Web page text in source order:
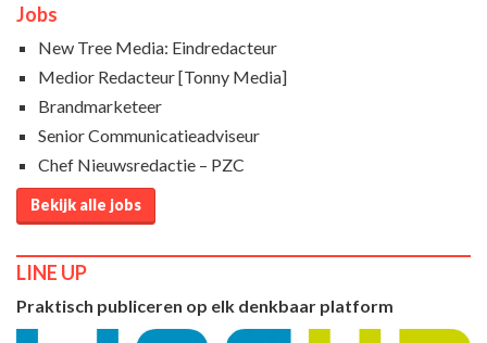
Jobs
New Tree Media: Eindredacteur
Medior Redacteur [Tonny Media]
Brandmarketeer
Senior Communicatieadviseur
Chef Nieuwsredactie – PZC
Bekijk alle jobs
LINE UP
Praktisch publiceren op elk denkbaar platform